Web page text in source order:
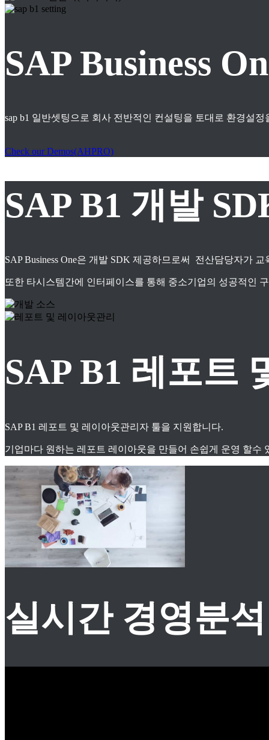
SAP Business
sap b1 일반셋팅으로 회사 전반적인 컨설팅을 토대로 환경설
Check our Demos(AHPRO)
SAP B1 개발
SAP Business One은 개발 SDK 제공하므로써 전산담당자가
또한 타시스템간에 인터페이스를 통해 중소기업의 성공적인
SAP B1 레포트
SAP B1 레포트 및 레이아웃관리자 툴을 지원합니다.
기업마다 원하는 레포트 레이아웃을 만들어 손쉽게 운영 할수
실시간 경영분석